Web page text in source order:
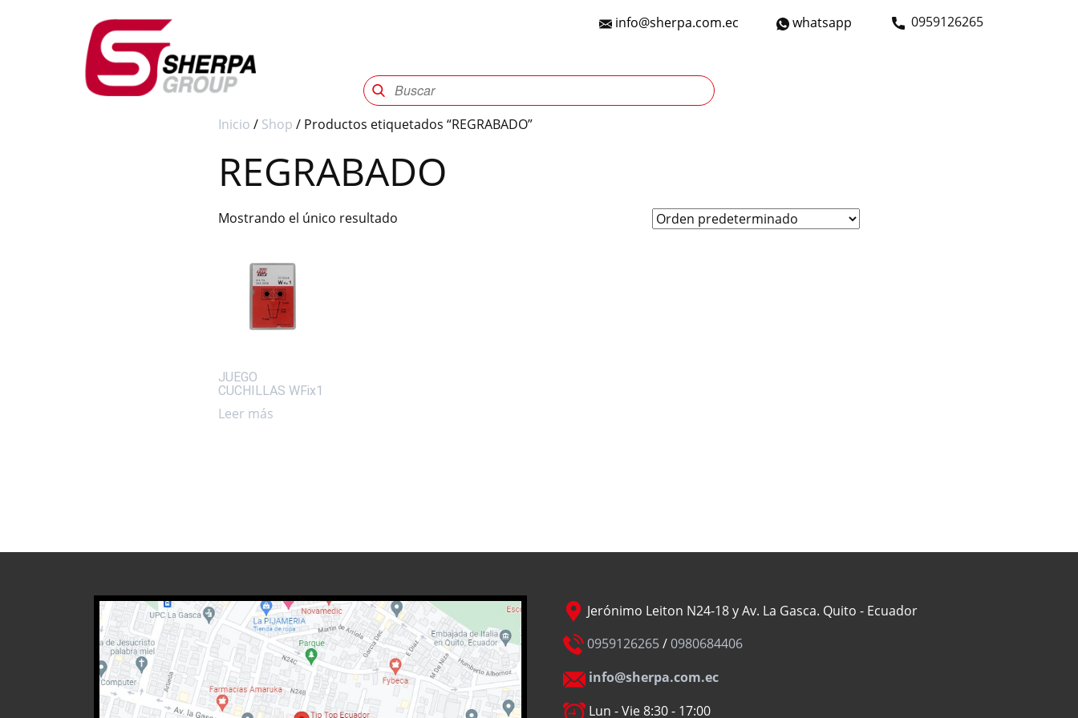
​0959126265
info@sherpa.com.ec
whatsapp
Inicio / Shop / Productos etiquetados “REGRABADO”
REGRABADO
Mostrando el único resultado
JUEGO
CUCHILLAS WFix1
Leer más
Jerónimo Leiton N24-18 y Av. La Gasca. Quito - Ecuador
0959126265/0980684406
info@sherpa.com.ec
Lun - Vie 8:30 - 17:00